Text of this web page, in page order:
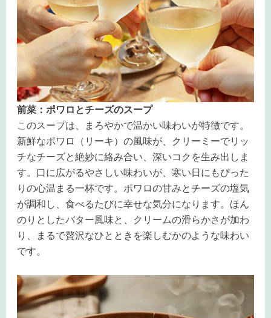
前菜：ポワロとチーズのスープ
このスープは、まろやかで温かい味わいが特徴です。
新鮮なポワロ（リーキ）の風味が、クリーミーでリッ
チなチーズと絶妙に絡み合い、深いコクを生み出しま
す。口に広がるやさしい味わいが、寒い日にもぴった
りの心温まる一杯です。ポワロの甘みとチーズの塩気
が調和し、食べるたびに幸せな気分になります。ほん
のりとしたバター風味と、クリームの滑らかさが加わ
り、まるで贅沢なひとときを楽しむかのような味わい
です。